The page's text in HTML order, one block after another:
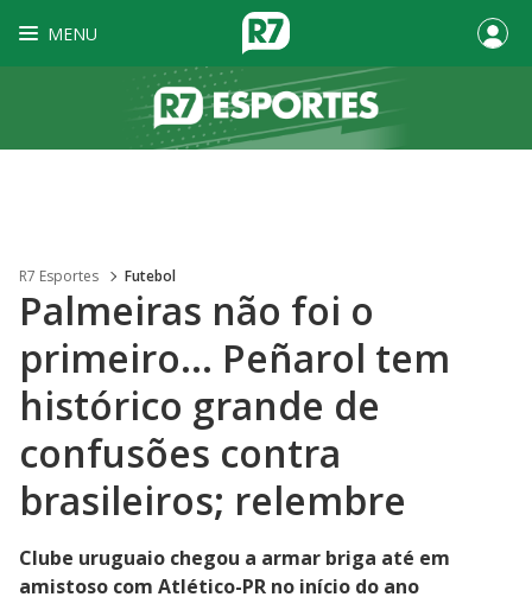
MENU
R7 Esportes Futebol
Palmeiras não foi o
primeiro... Peñarol tem
histórico grande de
confusões contra
brasileiros; relembre
Clube uruguaio chegou a armar briga até em
amistoso com Atlético-PR no início do ano